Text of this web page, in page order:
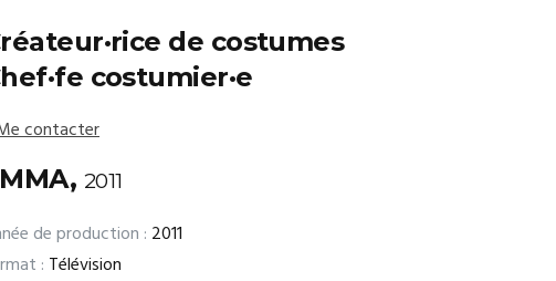
de costumes
costumier·e
contacter
2011
de production : 2011
: Télévision